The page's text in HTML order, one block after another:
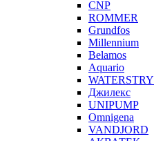
CNP
ROMMER
Grundfos
Millennium
Belamos
Aquario
WATERSTRY
Джилекс
UNIPUMP
Omnigena
VANDJORD